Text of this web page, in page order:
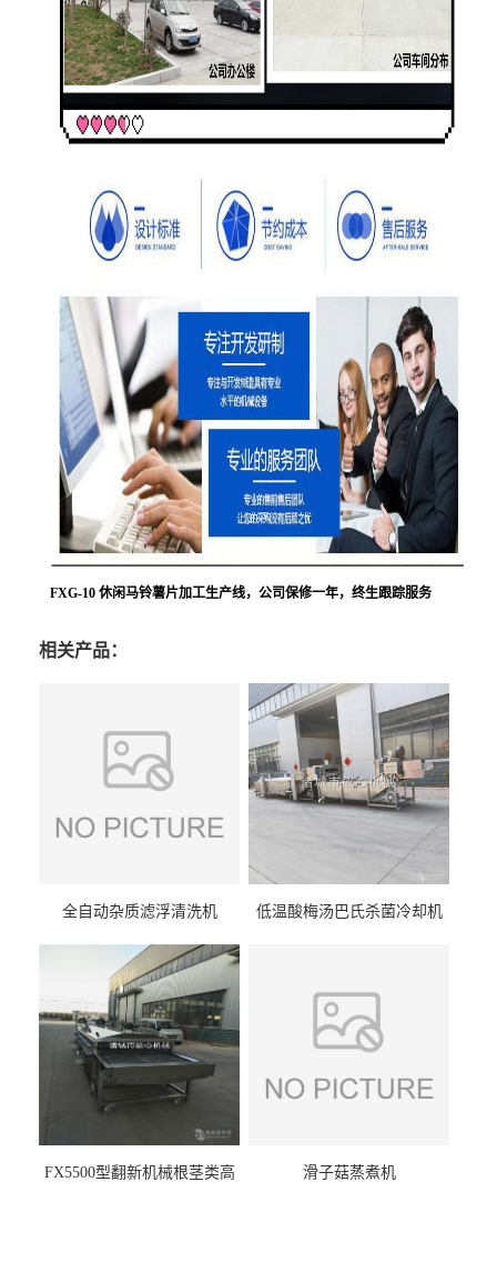
FXG-10 休闲马铃薯片加工生产线，公司保修一年，终生跟踪服务
相关产品：
全自动杂质滤浮清洗机 低温酸梅汤巴氏杀菌冷却机
FX5500型翻新机械根茎类高
滑子菇蒸煮机